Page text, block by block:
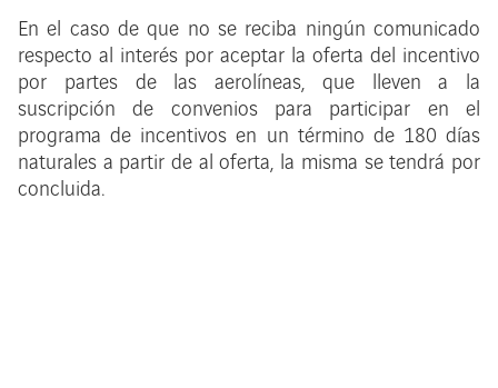
En el caso de que no se reciba ningún comunicado
respecto al interés por aceptar la oferta del incentivo
por partes de las aerolíneas, que lleven a la
suscripción de convenios para participar en el
programa de incentivos en un término de 180 días
naturales a partir de al oferta, la misma se tendrá por
concluida.